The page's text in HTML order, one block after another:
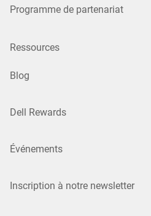
Programme de partenariat
Ressources
Blog
Dell Rewards
Événements
Inscription à notre newsletter